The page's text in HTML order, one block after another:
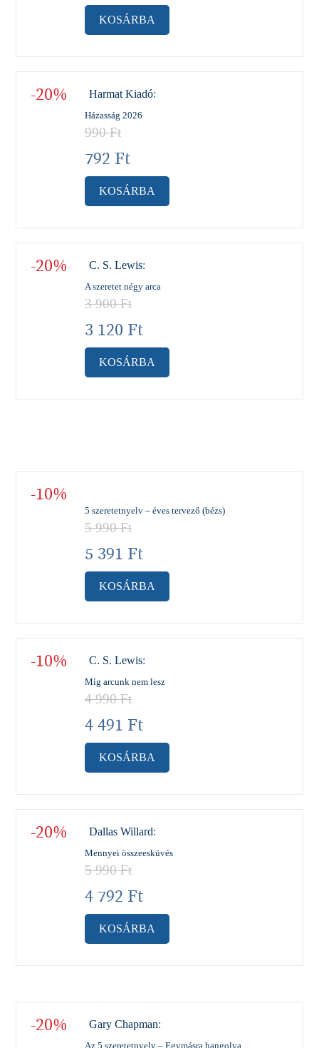
KOSÁRBA
-20% Harmat Kiadó:
Házasság 2026
990Ft
792 Ft
KOSÁRBA
-20% C. S. Lewis:
A szeretet négy arca
3 900Ft
3 120 Ft
KOSÁRBA
-10%
5 szeretetnyelv – éves tervező (bézs)
5 990Ft
5 391 Ft
KOSÁRBA
-10% C. S. Lewis:
Míg arcunk nem lesz
4 990Ft
4 491 Ft
KOSÁRBA
-20% Dallas Willard:
Mennyei összeesküvés
5 990Ft
4 792 Ft
KOSÁRBA
-20% Gary Chapman:
Az 5 szeretetnyelv – Egymásra hangolva